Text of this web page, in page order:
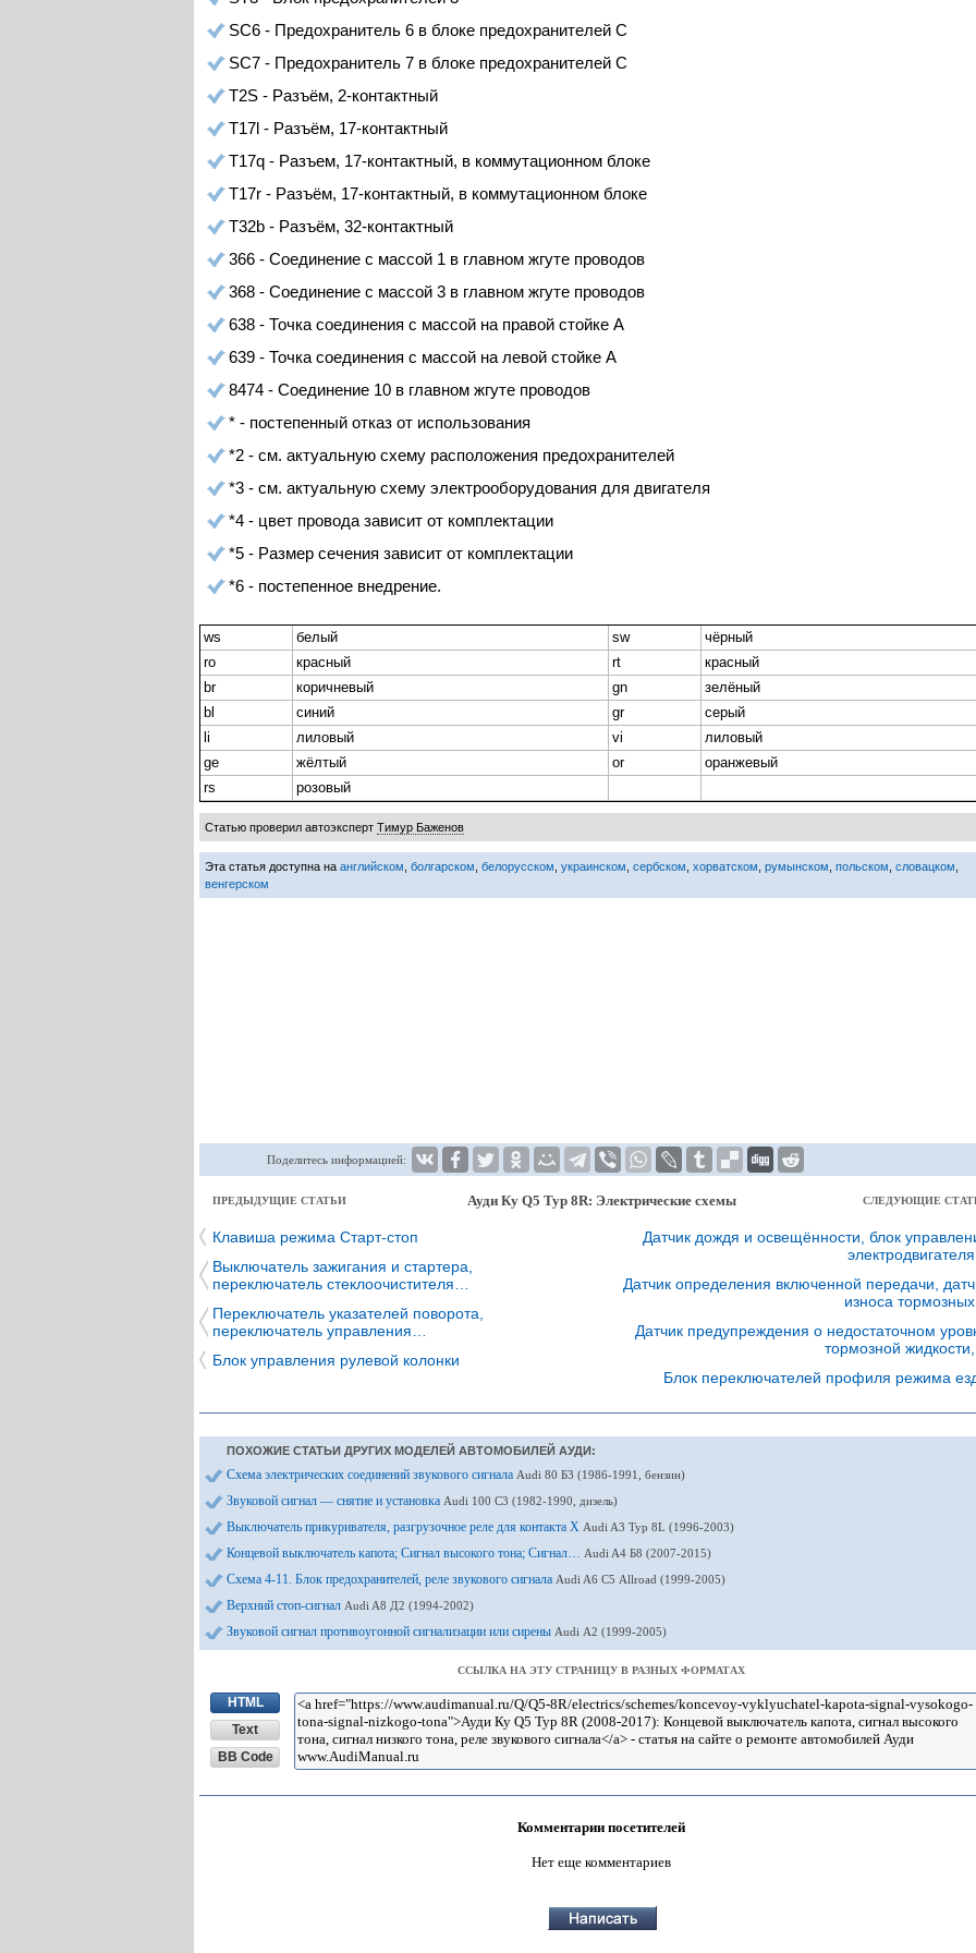
SC6 - Предохранитель 6 в блоке предохранителей C
SC7 - Предохранитель 7 в блоке предохранителей С
T2S - Разъём, 2-контактный
T17l - Разъём, 17-контактный
T17q - Разъем, 17-контактный, в коммутационном блоке
Т17r - Разъём, 17-контактный, в коммутационном блоке
Т32b - Разъём, 32-контактный
366 - Соединение с массой 1 в главном жгуте проводов
368 - Соединение с массой 3 в главном жгуте проводов
638 - Точка соединения с массой на правой стойке А
639 - Точка соединения с массой на левой стойке А
8474 - Соединение 10 в главном жгуте проводов
* - постепенный отказ от использования
*2 - см. актуальную схему расположения предохранителей
*3 - см. актуальную схему электрооборудования для двигателя
*4 - цвет провода зависит от комплектации
*5 - Размер сечения зависит от комплектации
*6 - постепенное внедрение.
ws белый sw
чёрный
ro
красный rt
красный
br
коричневый gn
зелёный
bl
синий gr
серый
li
лиловый vi
лиловый
ge
жёлтый or
оранжевый
rs
розовый
Статью проверил автоэксперт Тимур Баженов
Эта статья доступна на английском болгарском белорусском украинском сербском хорватском румынском польском словацком
венгерском
Поделитесь информацией:
ПРЕДЫДУЩИЕ СТАТЬИ Ауди Ку Q5 Typ 8R: Электрические схемы СЛЕДУЮЩИЕ
Клавиша режима Старт-стоп
Выключатель зажигания и стартера,
переключатель стеклоочистителя…
Переключатель указателей поворота,
переключатель управления…
Блок управления рулевой колонки
Датчик дождя и освещённости, блок
Датчик определения включенной передачи,
износа
Датчик предупреждения о недостаточном
тормозной
Блок переключателей профиля режима
ПОХОЖИЕ СТАТЬИ ДРУГИХ МОДЕЛЕЙ АВТОМОБИЛЕЙ АУДИ:
Схема электрических соединений звукового сигнала Audi 80 Б3 (1986-1991, бензин)
Звуковой сигнал — снятие и установка Audi 100 С3 (1982-1990, дизель)
Выключатель прикуривателя, разгрузочное реле для контакта X Audi A3 Typ 8L (1996-2003)
Концевой выключатель капота; Сигнал высокого тона; Сигнал… Audi A4 Б8 (2007-2015)
Схема 4-11. Блок предохранителей, реле звукового сигнала Audi A6 С5 Allroad (1999-2005)
Верхний стоп-сигнал Audi A8 Д2 (1994-2002)
Звуковой сигнал противоугонной сигнализации или сирены Audi А2 (1999-2005)
ССЫЛКА НА ЭТУ СТРАНИЦУ В РАЗНЫХ ФОРМАТАХ
HTML
Text
BB Code
Комментарии посетителей
Нет еще комментариев